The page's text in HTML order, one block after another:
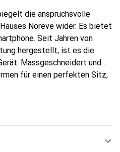
die anspruchsvolle
Noreve wider. Es bietet
Seit Jahren von
hergestellt, ist es die
Massgeschneidert und
für einen perfekten Sitz,
ist international für ihre